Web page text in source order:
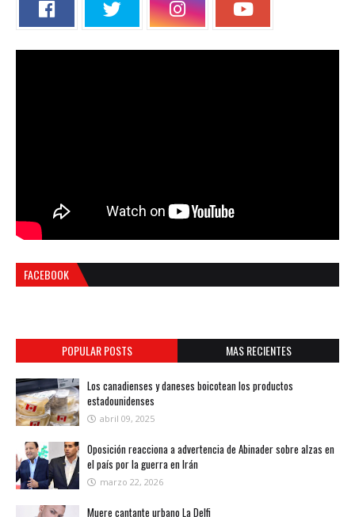
FACEBOOK
POPULAR POSTS MAS RECIENTES
Los canadienses y daneses boicotean los productos
estadounidenses
abril 09, 2025
Oposición reacciona a advertencia de Abinader sobre alzas en
el país por la guerra en Irán
marzo 22, 2026
Muere cantante urbano La Delfi